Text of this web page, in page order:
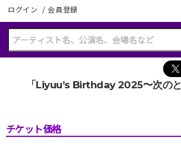
ログイン /会員登録
「Liyuu’s Birthday 2025〜次のと
チケット価格